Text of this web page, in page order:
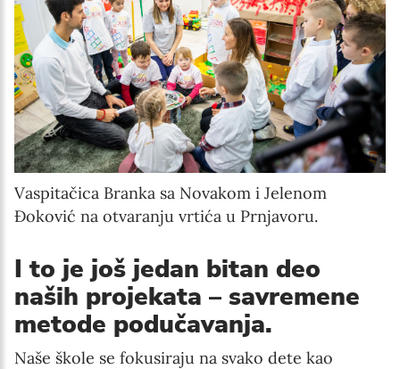
Vaspitačica Branka sa Novakom i Jelenom
Đoković na otvaranju vrtića u Prnjavoru.
I to je još jedan bitan deo
naših projekata – savremene
metode podučavanja.
Naše škole se fokusiraju na svako dete kao